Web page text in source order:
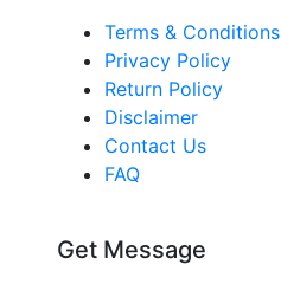
Terms & Conditions
Privacy Policy
Return Policy
Disclaimer
Contact Us
FAQ
Get Message